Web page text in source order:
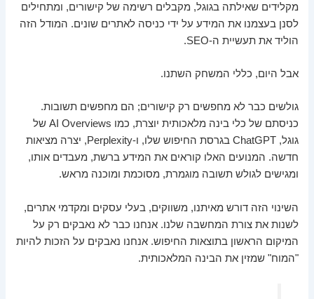
מקלידים שאילתה בגוגל, מקבלים רשימה של קישורים, ומתחילים
לסנן בעצמנו את המידע על ידי כניסה לאתרים שונים. המודל הזה
הוליד את תעשיית ה-SEO.
אבל היום, כללי המשחק השתנו.
גולשים כבר לא מחפשים רק קישורים; הם מחפשים תשובות.
כניסתם של כלי בינה מלאכותית יוצרת, כמו AI Overviews של
גוגל, ChatGPT בגרסת החיפוש שלו, ו-Perplexity, יצרה מציאות
חדשה. המנועים האלו קוראים את המידע ברשת, מעבדים אותו,
ומגישים לגולש תשובה מוגמרת, מסוכמת ומוכנה מראש.
השינוי הזה דורש מאיתנו, משווקים, בעלי עסקים ומקדמי אתרים,
לשנות את צורת המחשבה שלנו. אנחנו כבר לא נאבקים רק על
המיקום הראשון בתוצאות החיפוש. אנחנו נאבקים על הזכות להיות
"המוח" שמזין את הבינה המלאכותית.